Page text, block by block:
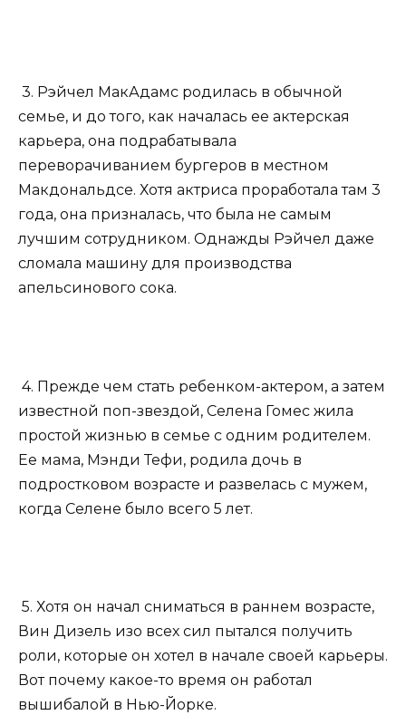
3. Рэйчел МакАдамс родилась в обычной
семье, и до того, как началась ее актерская
карьера, она подрабатывала
переворачиванием бургеров в местном
Макдональдсе. Хотя актриса проработала там 3
года, она призналась, что была не самым
лучшим сотрудником. Однажды Рэйчел даже
сломала машину для производства
апельсинового сока.
4. Прежде чем стать ребенком-актером, а затем
известной поп-звездой, Селена Гомес жила
простой жизнью в семье с одним родителем.
Ее мама, Мэнди Тефи, родила дочь в
подростковом возрасте и развелась с мужем,
когда Селене было всего 5 лет.
5. Хотя он начал сниматься в раннем возрасте,
Вин Дизель изо всех сил пытался получить
роли, которые он хотел в начале своей карьеры.
Вот почему какое-то время он работал
вышибалой в Нью-Йорке.